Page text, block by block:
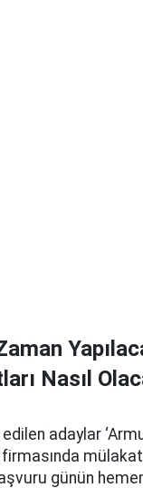
Nasıl
adaylar
firmasında
günün